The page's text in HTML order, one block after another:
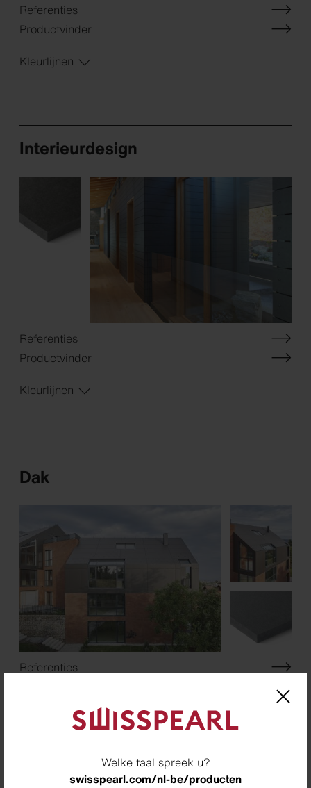
Welke taal spreek u?
swisspearl.com/nl-be/producten
Referenties
Productvinder
Kleurlijnen
Interieurdesign
Referenties
Productvinder
Kleurlijnen
Dak
Referenties